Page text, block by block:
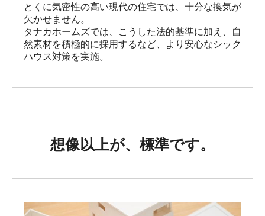
とくに気密性の高い現代の住宅では、十分な換気が
欠かせません。
タナカホームズでは、こうした法的基準に加え、自
然素材を積極的に採用するなど、より安心なシック
ハウス対策を実施。
想像以上が、標準です。